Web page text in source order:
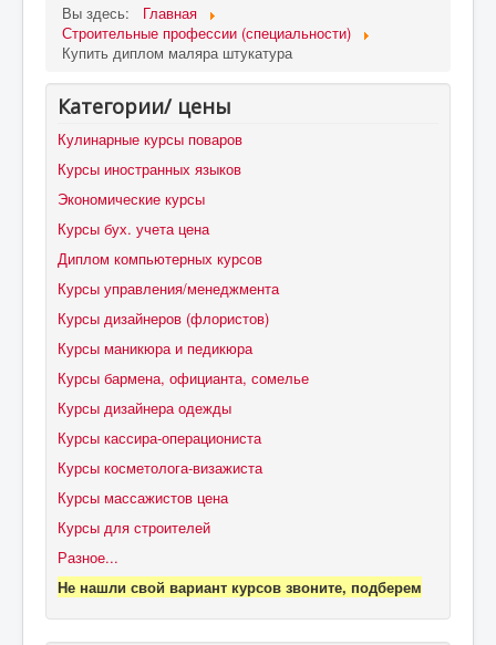
Вы здесь:
Главная
Строительные профессии (специальности)
Купить диплом маляра штукатура
Категории/ цены
Кулинарные курсы поваров
Курсы иностранных языков
Экономические курсы
Курсы бух. учета цена
Диплом компьютерных курсов
Курсы управления/менеджмента
Курсы дизайнеров (флористов)
Курсы маникюра и педикюра
Курсы бармена, официанта, сомелье
Курсы дизайнера одежды
Курсы кассира-операциониста
Курсы косметолога-визажиста
Курсы массажистов цена
Курсы для строителей
Разное...
Не нашли свой вариант курсов звоните, подберем